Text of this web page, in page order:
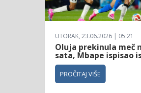
UTORAK, 23.06.2026 | 05:21
Oluja prekinula meč
sata, Mbape ispisao
PROČITAJ VIŠE